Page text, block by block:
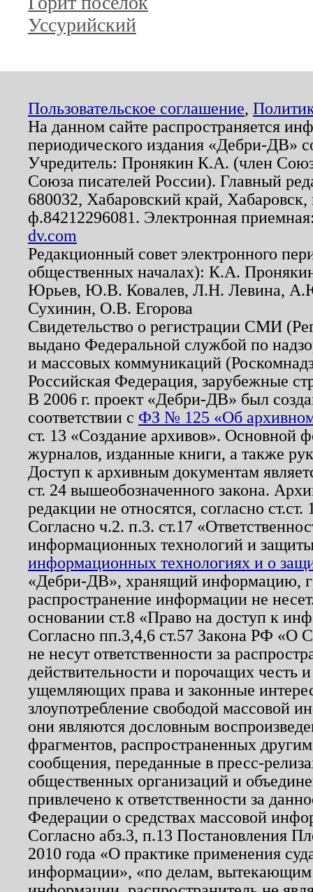
Уссурийский
Пользовательское соглашение,
На данном сайте распространяется
периодического издания «Дебри-ДВ»
Учредитель: Пронякин К.А. (член
Союза писателей России). Главный
680032, Хабаровский край,
ф.84212296081. Электронная
dv.com
Редакционный совет электронного
общественных началах): К.А.
Юрьев, Ю.В. Ковалев, Л.Н. Левина,
Сухинин, О.В. Егорова
Свидетельство о регистрации СМИ
выдано Федеральной службой по
и массовых коммуникаций
Российская Федерация, зарубежные
В 2006 г. проект «Дебри-ДВ» был
соответствии с ФЗ № 125 «Об
ст. 13 «Создание архивов». Основной
журналов, изданные книги, а также
Доступ к архивным документам
ст. 24 вышеобозначенного закона.
редакции не относятся, согласно
Согласно ч.2. п.3. ст.17
информационных технологий и
информационных технологиях и о
«Дебри-ДВ», хранящий информацию,
распространение информации не
основании ст.8 «Право на доступ к
Согласно пп.3,4,6 ст.57 Закона РФ «О
не несут ответственности за
действительности и порочащих честь
ущемляющих права и законные
злоупотребление свободой массовой
они являются дословным
фрагментов, распространенных
сообщения, переданные в пресс-
общественных организаций и
привлечено к ответственности за
Федерации о средствах массовой
Согласно абз.3, п.13 Постановления
2010 года «О практике применения
информации», «по делам, вытекающим